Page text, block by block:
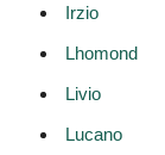
Irzio
Lhomond
Livio
Lucano